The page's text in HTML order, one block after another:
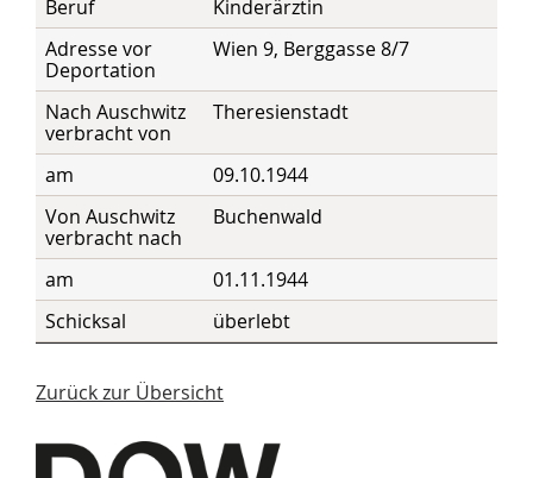
Beruf
Kinderärztin
Adresse vor
Deportation
Wien 9, Berggasse 8/7
Nach Auschwitz
verbracht von
Theresienstadt
am
09.10.1944
Von Auschwitz
verbracht nach
Buchenwald
am
01.11.1944
Schicksal
überlebt
Zurück zur Übersicht